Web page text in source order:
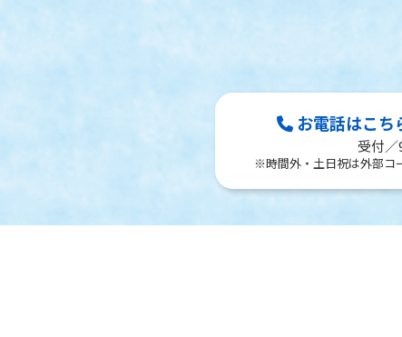
お電話はこ
受付／
※時間外・土日祝は外部コ